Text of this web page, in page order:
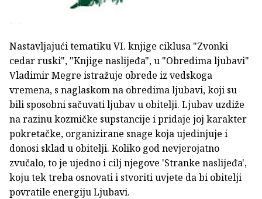
Nastavljajući tematiku VI. knjige ciklusa "Zvonki
cedar ruski", "Knjige naslijeđa", u "Obredima ljubavi"
Vladimir Megre istražuje obrede iz vedskoga
vremena, s naglaskom na obredima ljubavi, koji su
bili sposobni sačuvati ljubav u obitelji. Ljubav uzdiže
na razinu kozmičke supstancije i pridaje joj karakter
pokretačke, organizirane snage koja ujedinjuje i
donosi sklad u obitelji. Koliko god nevjerojatno
zvučalo, to je ujedno i cilj njegove 'Stranke naslijeđa',
koju tek treba osnovati i stvoriti uvjete da bi obitelji
povratile energiju Ljubavi.